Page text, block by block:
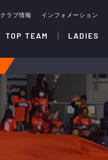
クラブ情報 インフォメーション
TOP TEAM LADIES